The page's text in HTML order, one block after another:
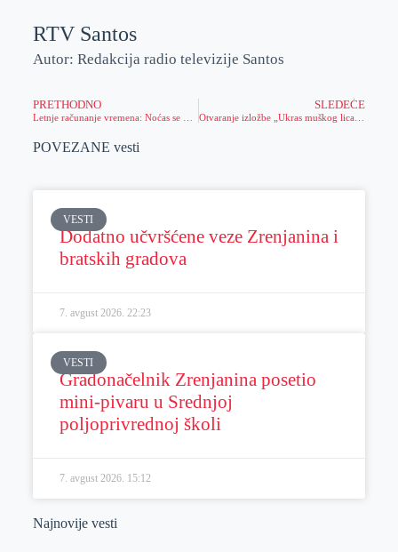
RTV Santos
Autor: Redakcija radio televizije Santos
PRETHODNO SLEDEĆE
POVEZANE vesti
VESTI
Dodatno učvršćene veze Zrenjanina i
bratskih gradova
7. avgust 2026. 22:23
VESTI
Gradonačelnik Zrenjanina posetio
mini-pivaru u Srednjoj
poljoprivrednoj školi
7. avgust 2026. 15:12
Najnovije vesti